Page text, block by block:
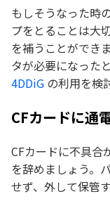
もしそうなった時
プをとることは大
を補うことができ
タが必要になった
4DDiG の利用を検
CFカードに通
CFカードに不具合
を辞めましょう。
せず、外して保管